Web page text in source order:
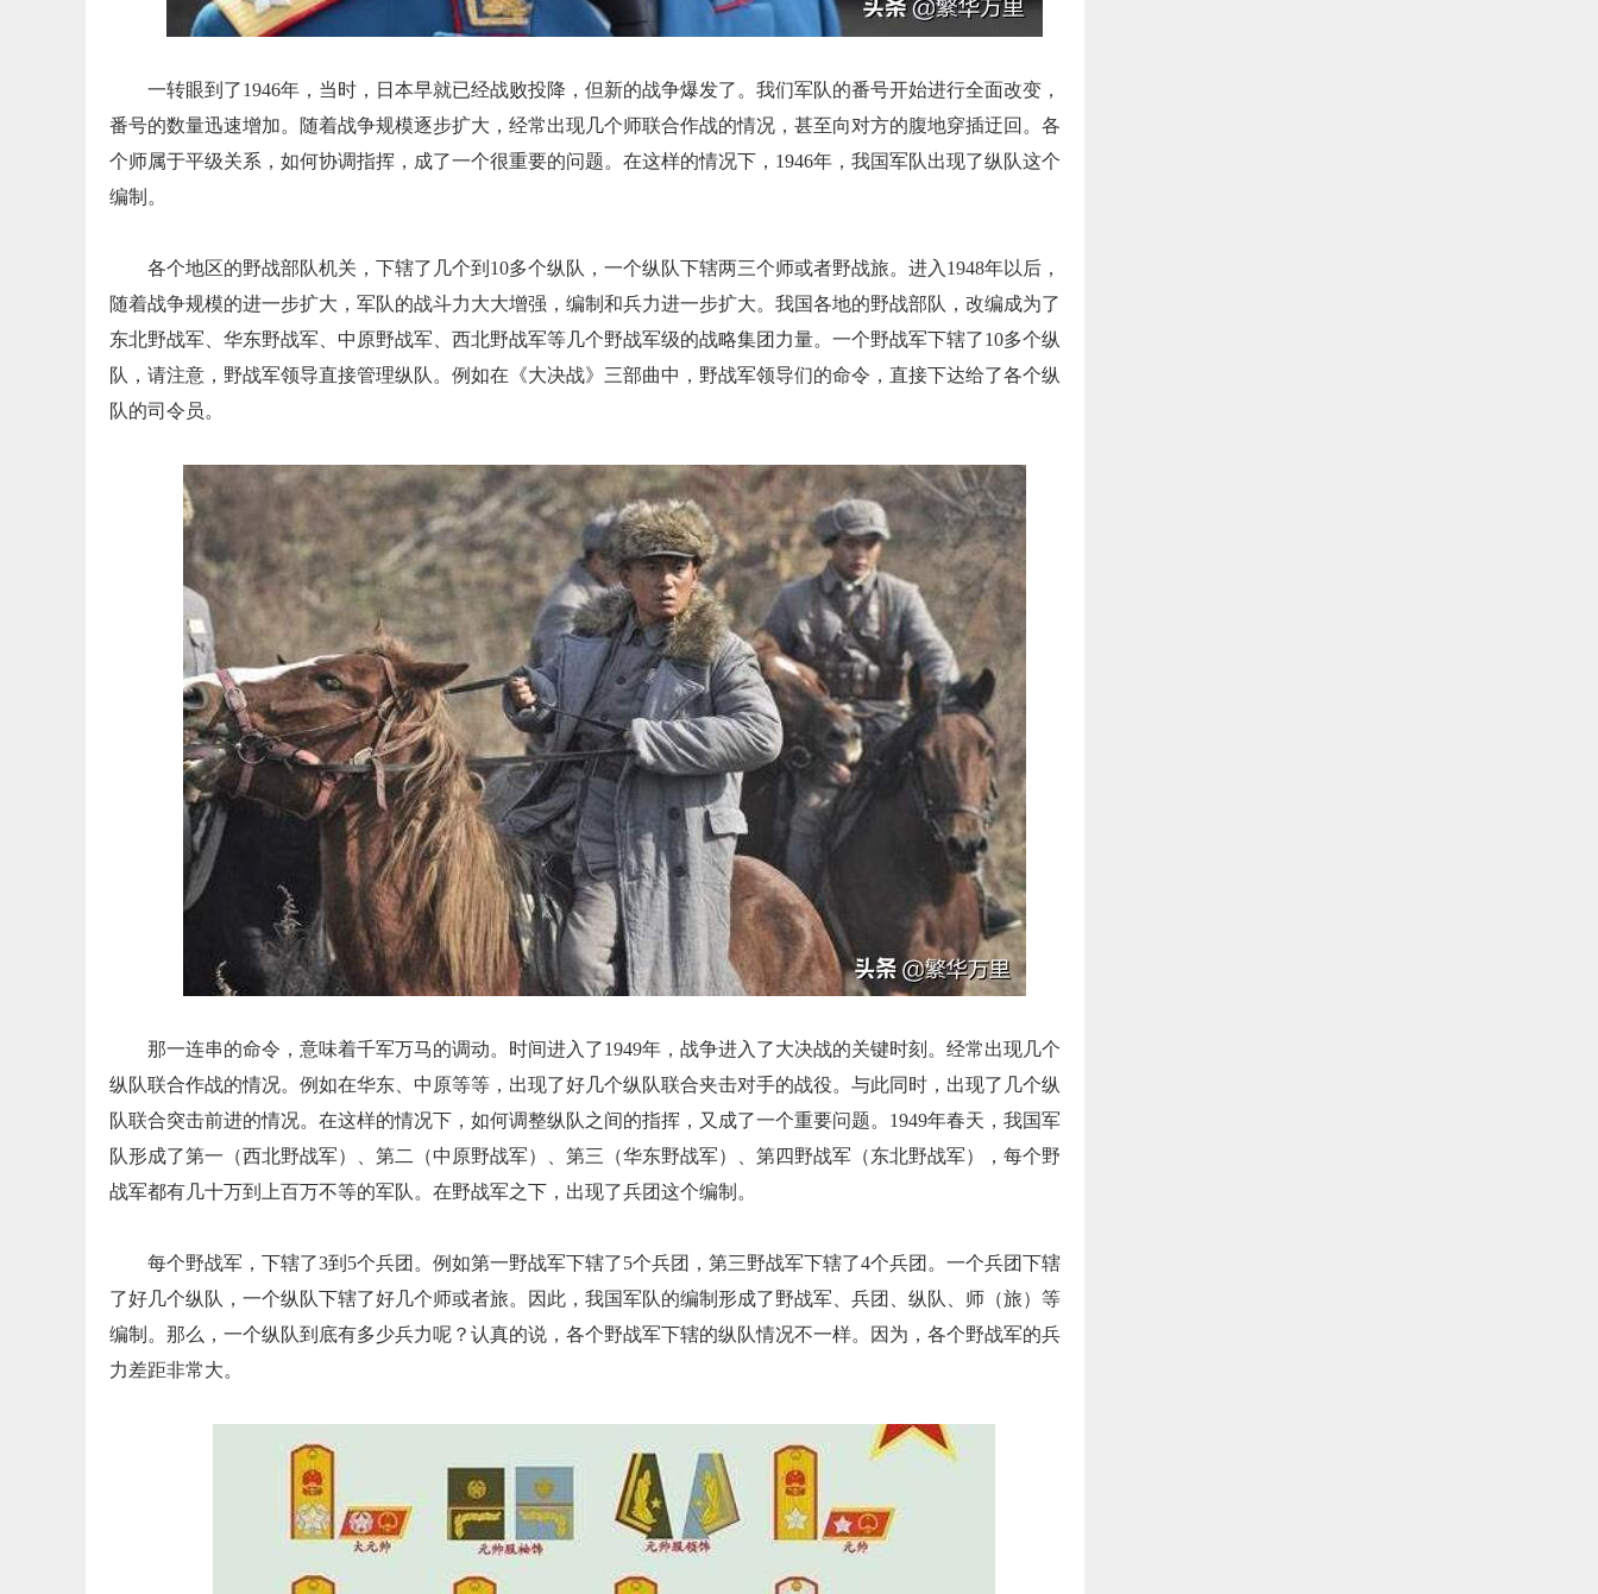
一转眼到了1946年，当时，日本早就已经战败投降，但新的战争爆发了。我们军队的番号开始进行全面改变，
番号的数量迅速增加。随着战争规模逐步扩大，经常出现几个师联合作战的情况，甚至向对方的腹地穿插迂回。各
个师属于平级关系，如何协调指挥，成了一个很重要的问题。在这样的情况下，1946年，我国军队出现了纵队这个
编制。
各个地区的野战部队机关，下辖了几个到10多个纵队，一个纵队下辖两三个师或者野战旅。进入1948年以后，
随着战争规模的进一步扩大，军队的战斗力大大增强，编制和兵力进一步扩大。我国各地的野战部队，改编成为了
东北野战军、华东野战军、中原野战军、西北野战军等几个野战军级的战略集团力量。一个野战军下辖了10多个纵
队，请注意，野战军领导直接管理纵队。例如在《大决战》三部曲中，野战军领导们的命令，直接下达给了各个纵
队的司令员。
那一连串的命令，意味着千军万马的调动。时间进入了1949年，战争进入了大决战的关键时刻。经常出现几个
纵队联合作战的情况。例如在华东、中原等等，出现了好几个纵队联合夹击对手的战役。与此同时，出现了几个纵
队联合突击前进的情况。在这样的情况下，如何调整纵队之间的指挥，又成了一个重要问题。1949年春天，我国军
队形成了第一（西北野战军）、第二（中原野战军）、第三（华东野战军）、第四野战军（东北野战军），每个野
战军都有几十万到上百万不等的军队。在野战军之下，出现了兵团这个编制。
每个野战军，下辖了3到5个兵团。例如第一野战军下辖了5个兵团，第三野战军下辖了4个兵团。一个兵团下辖
了好几个纵队，一个纵队下辖了好几个师或者旅。因此，我国军队的编制形成了野战军、兵团、纵队、师（旅）等
编制。那么，一个纵队到底有多少兵力呢？认真的说，各个野战军下辖的纵队情况不一样。因为，各个野战军的兵
力差距非常大。